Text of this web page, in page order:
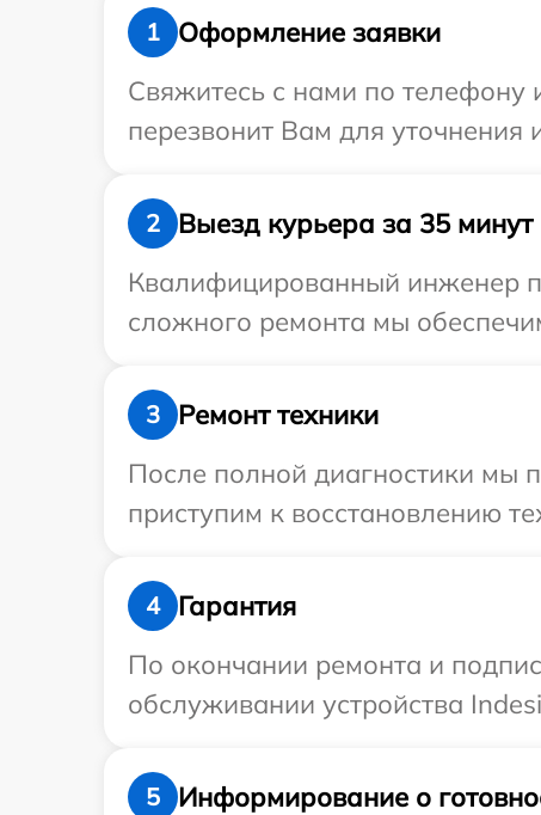
1
Оформление заявки
Свяжитесь с нами по телефону
перезвонит Вам для
2
Выезд курьера за 35 минут
Квалифицированный инженер
сложного ремонта мы
3
Ремонт техники
После полной диагностики мы
приступим к восстановлению
4
Гарантия
По окончании ремонта и
обслуживании устройства
5
Информирование о